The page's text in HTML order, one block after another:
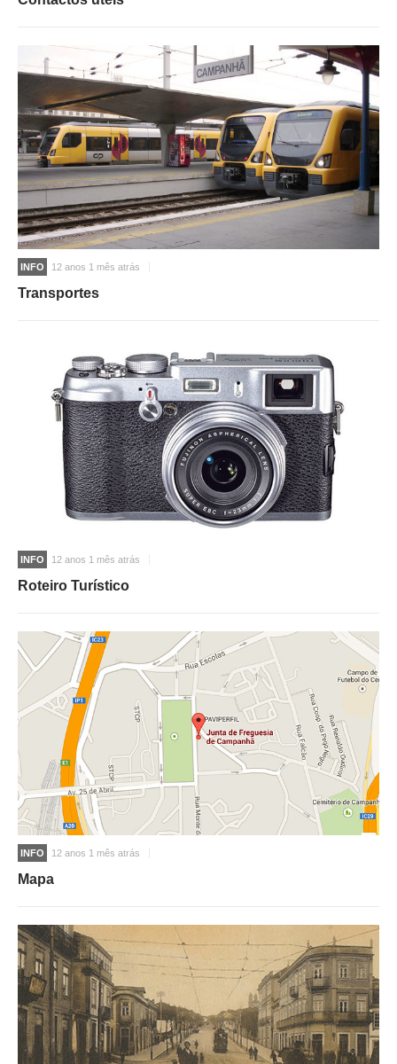
INFO 12 anos 1 mês atrás
Transportes
INFO 12 anos 1 mês atrás
Roteiro Turístico
INFO 12 anos 1 mês atrás
Mapa